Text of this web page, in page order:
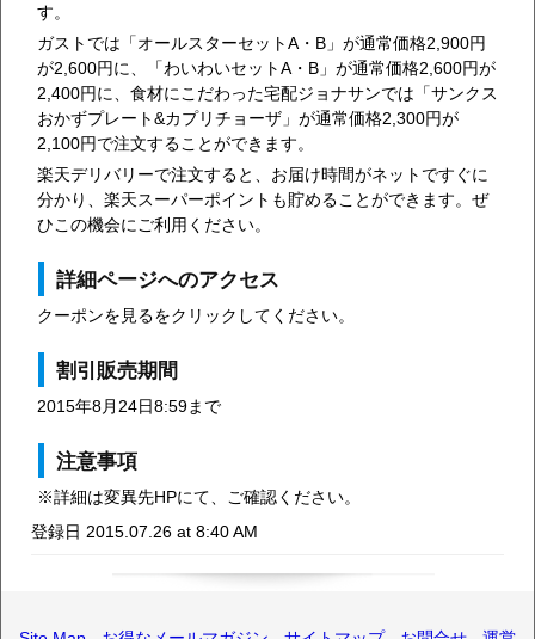
す。
ガストでは「オールスターセットA・B」が通常価格2,900円
が2,600円に、「わいわいセットA・B」が通常価格2,600円が
2,400円に、食材にこだわった宅配ジョナサンでは「サンクス
おかずプレート&カプリチョーザ」が通常価格2,300円が
2,100円で注文することができます。
楽天デリバリーで注文すると、お届け時間がネットですぐに
分かり、楽天スーパーポイントも貯めることができます。ぜ
ひこの機会にご利用ください。
詳細ページへのアクセス
クーポンを見るをクリックしてください。
割引販売期間
2015年8月24日8:59まで
注意事項
※詳細は変異先HPにて、ご確認ください。
登録日 2015.07.26 at 8:40 AM